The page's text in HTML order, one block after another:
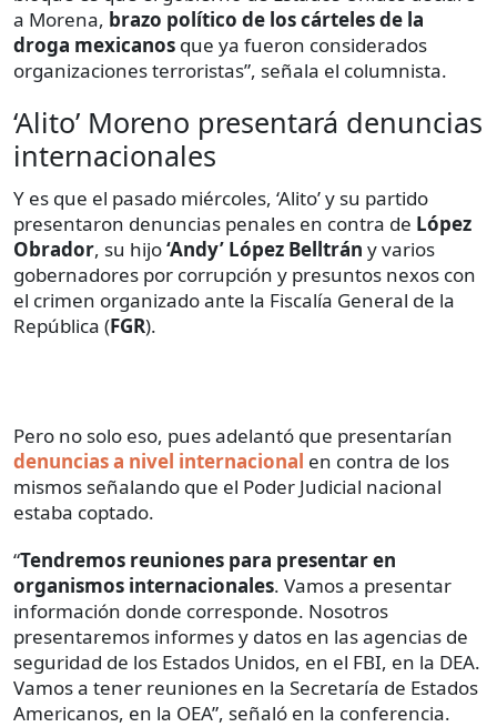
a Morena, brazo político de los cárteles de la
droga mexicanos que ya fueron considerados
organizaciones terroristas”, señala el columnista.
‘Alito’ Moreno presentará denuncias
internacionales
Y es que el pasado miércoles, ‘Alito’ y su partido
presentaron denuncias penales en contra de López
Obrador, su hijo‘Andy’ López Belltrán y varios
gobernadores por corrupción y presuntos nexos con
el crimen organizado ante la Fiscalía General de la
República (FGR).
Pero no solo eso, pues adelantó que presentarían
denuncias a nivel internacional en contra de los
mismos señalando que el Poder Judicial nacional
estaba coptado.
“Tendremos reuniones para presentar en
organismos internacionales. Vamos a presentar
información donde corresponde. Nosotros
presentaremos informes y datos en las agencias de
seguridad de los Estados Unidos, en el FBI, en la DEA.
Vamos a tener reuniones en la Secretaría de Estados
Americanos, en la OEA”, señaló en la conferencia.